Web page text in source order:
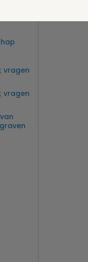
vragen
vragen